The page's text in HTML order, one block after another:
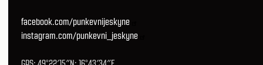
facebook.com/punkevnijeskyne
instagram.com/punkevni_jeskyne